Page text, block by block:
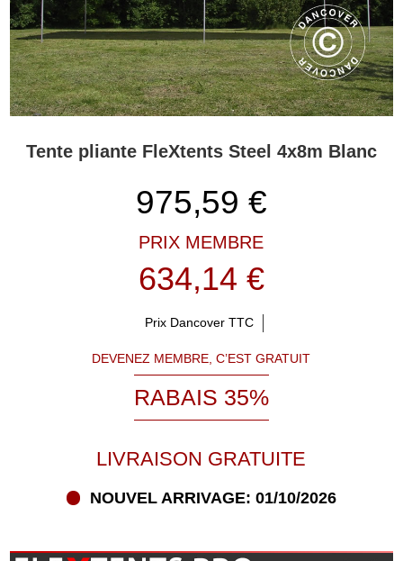
Tente pliante FleXtents Steel 4x8m Blanc
975,59 €
PRIX MEMBRE
634,14 €
Prix Dancover TTC
DEVENEZ MEMBRE, C’EST GRATUIT
RABAIS 35%
LIVRAISON GRATUITE
NOUVEL ARRIVAGE: 01/10/2026